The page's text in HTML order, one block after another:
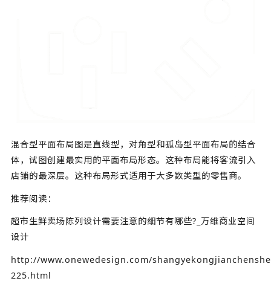
混合型平面布局图是直线型，对角型和孤岛型平面布局的结合
体，试图创建最实用的平面布局形态。这种布局能将客流引入
店铺的最深层。这种布局形式适用于大多数类型的零售商。
推荐阅读：
超市生鲜卖场陈列设计需要注意的细节有哪些?_万维商业空间
设计
http://www.onewedesign.com/
225.html